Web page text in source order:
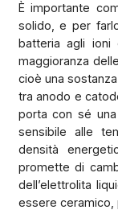
È importante
solido, e per
batteria agli ioni
maggioranza
cioè una
tra anodo e
porta con sé
sensibile alle
densità
promette di
dell’elettrolita
essere ceramico,